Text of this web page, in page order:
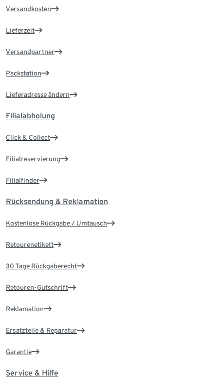
Versandkosten
Lieferzeit
Versandpartner
Packstation
Lieferadresse ändern
Filialabholung
Click & Collect
Filialreservierung
Filialfinder
Rücksendung & Reklamation
Kostenlose Rückgabe / Umtausch
Retourenetikett
30 Tage Rückgaberecht
Retouren-Gutschrift
Reklamation
Ersatzteile & Reparatur
Garantie
Service & Hilfe